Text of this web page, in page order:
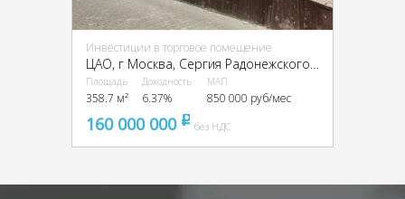
Инвестиции в торговое помещение
ЦАО, г Москва, Сергия Радонежского ул., 8
Площадь
358.7 м²
Доходность
6.37%
МАП
850 000 руб/мес
160 000 000 pуббез НДС